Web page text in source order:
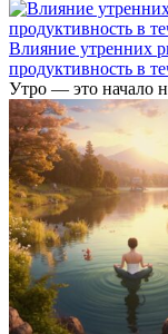
Влияние утренних
продуктивность в
Утро — это начало